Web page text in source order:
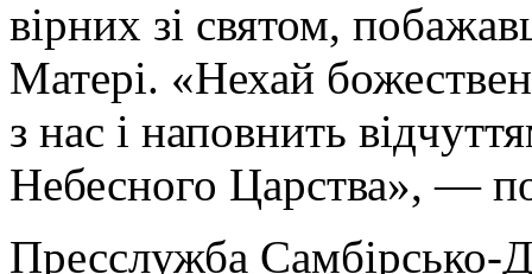
вірних зі святом,
Матері. «Нехай
з нас і наповнить
Небесного Царства», —
Пресслужба Самбірсько-